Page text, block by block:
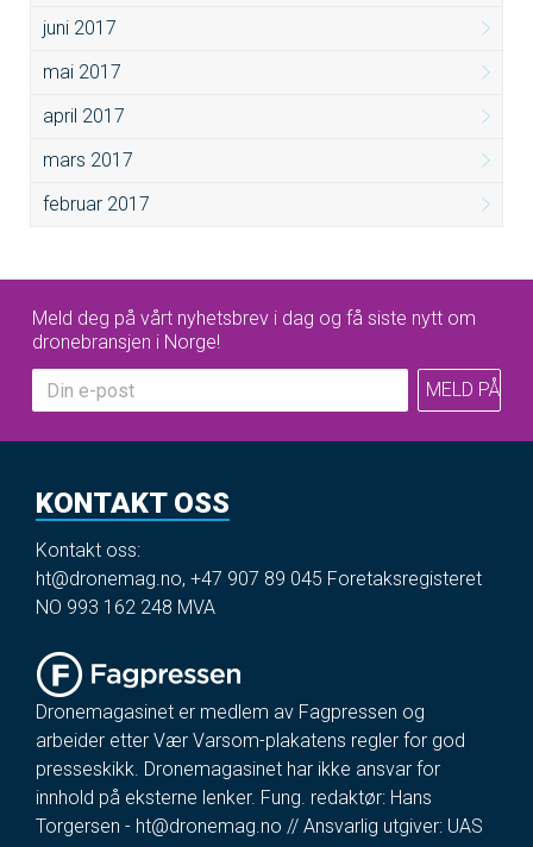
juni 2017
mai 2017
april 2017
mars 2017
februar 2017
Meld deg på vårt nyhetsbrev i dag og få siste nytt om
dronebransjen i Norge!
KONTAKT OSS
Kontakt oss:
ht@dronemag.no, +47 907 89 045 Foretaksregisteret
NO 993 162 248 MVA
Dronemagasinet er medlem av Fagpressen og
arbeider etter Vær Varsom-plakatens regler for god
presseskikk. Dronemagasinet har ikke ansvar for
innhold på eksterne lenker. Fung. redaktør: Hans
Torgersen - ht@dronemag.no // Ansvarlig utgiver: UAS